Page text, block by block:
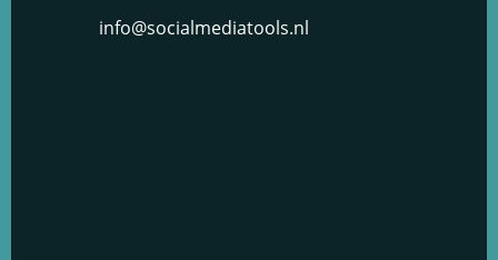
info@socialmediatools.nl